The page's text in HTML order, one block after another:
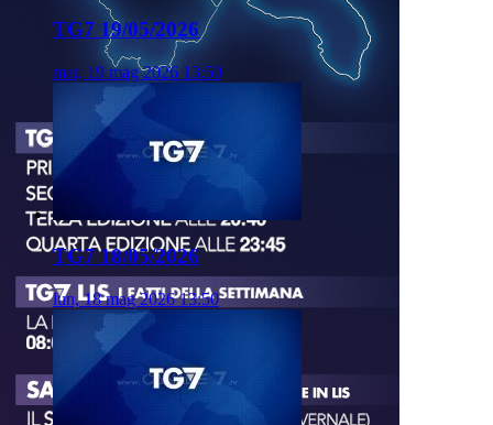
TG7 19/05/2026
mar, 19 mag 2026 13:50
TG7 18/05/2026
lun, 18 mag 2026 13:50